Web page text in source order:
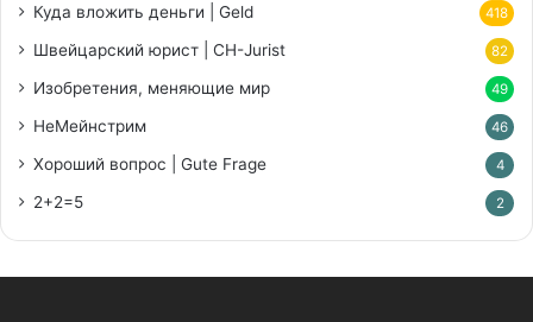
Куда вложить деньги | Geld 418
Швейцарский юрист | CH-Jurist 82
Изобретения, меняющие мир 49
НеМейнстрим 46
Хороший вопрос | Gute Frage 4
2+2=5 2